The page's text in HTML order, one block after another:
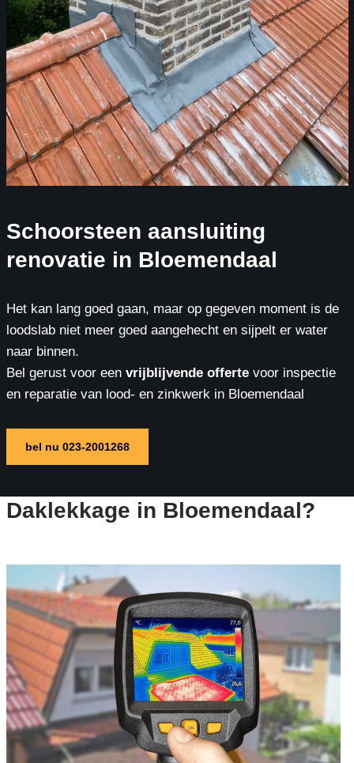
Schoorsteen aansluiting
renovatie in Bloemendaal
Het kan lang goed gaan, maar op gegeven moment is de
loodslab niet meer goed aangehecht en sijpelt er water
naar binnen.
Bel gerust voor eenvrijblijvende offertevoor inspectie
en reparatie van lood- en zinkwerk in Bloemendaal
bel nu 023-2001268
Daklekkage in Bloemendaal?